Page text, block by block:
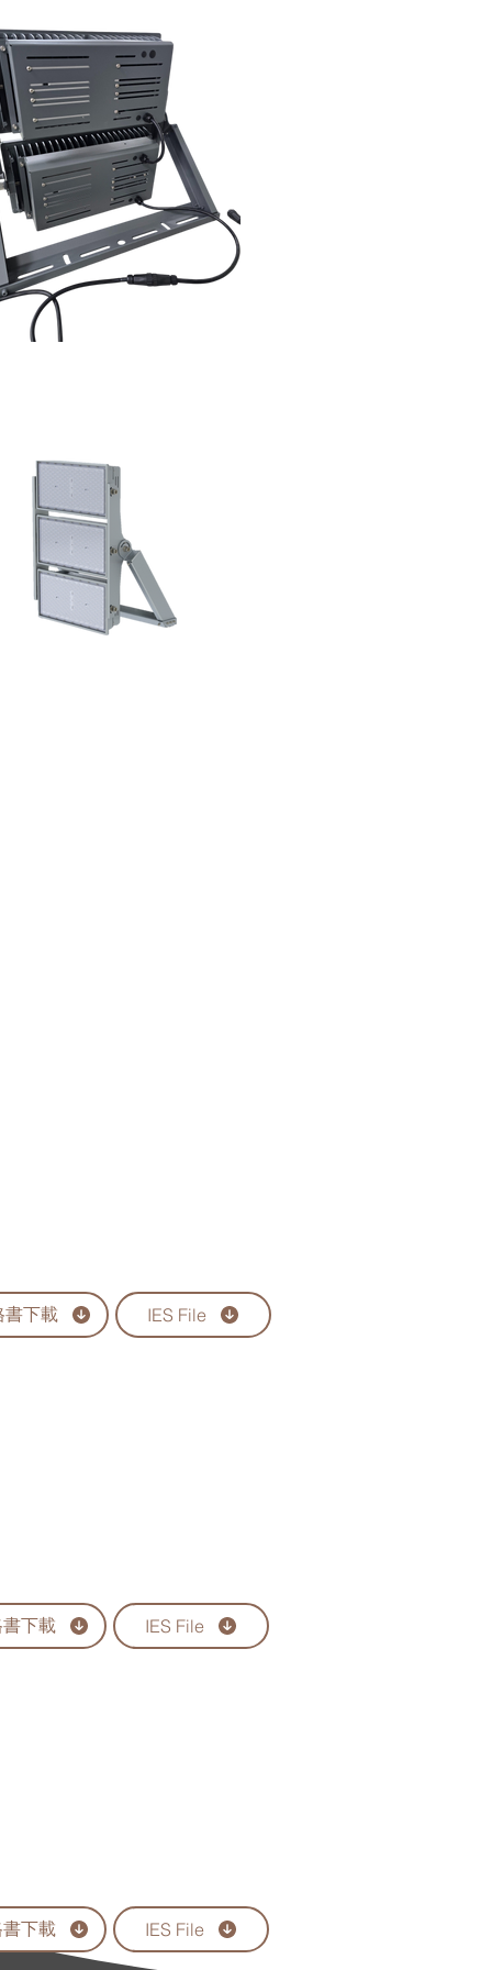
書下載 IES File
下載 IES File
下載 IES File